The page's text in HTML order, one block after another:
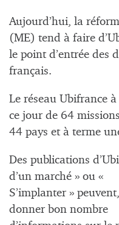
Aujourd’hui, la
(ME) tend à faire
le point d’entrée des
français.
Le réseau Ubifrance
ce jour de 64
44 pays et à terme
Des publications
d’un marché » ou «
S’implanter »
donner bon nombre